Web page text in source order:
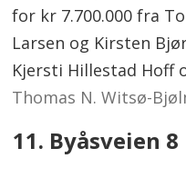
for kr 7.700.000 fra
Larsen og Kirsten
Kjersti Hillestad Hoff
Thomas N. Witsø-
11. Byåsveien 8